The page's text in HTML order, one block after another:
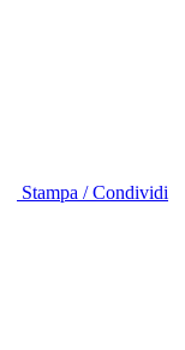
Stampa / Condividi